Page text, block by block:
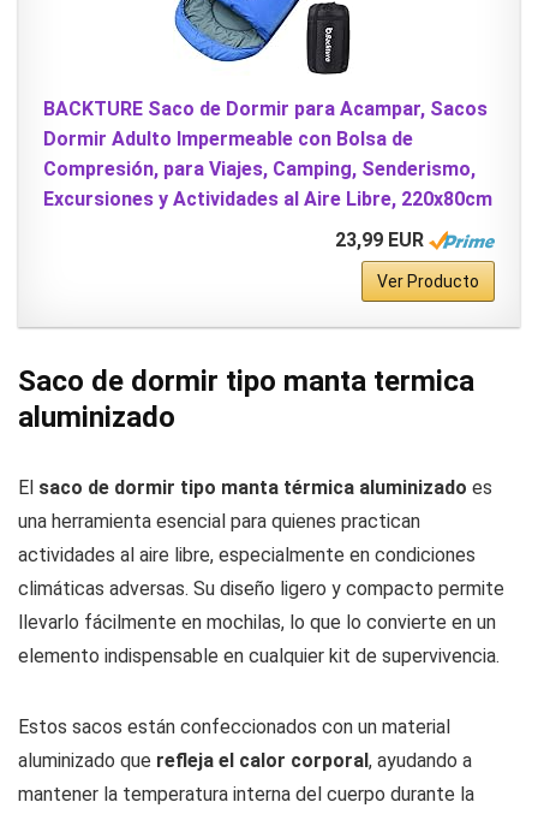
BACKTURE Saco de Dormir para Acampar, Sacos
Dormir Adulto Impermeable con Bolsa de
Compresión, para Viajes, Camping, Senderismo,
Excursiones y Actividades al Aire Libre, 220x80cm
23,99 EUR
Ver Producto
Saco de dormir tipo manta termica
aluminizado
El saco de dormir tipo manta térmica aluminizado es
una herramienta esencial para quienes practican
actividades al aire libre, especialmente en condiciones
climáticas adversas. Su diseño ligero y compacto permite
llevarlo fácilmente en mochilas, lo que lo convierte en un
elemento indispensable en cualquier kit de supervivencia.
Estos sacos están confeccionados con un material
aluminizado que refleja el calor corporal, ayudando a
mantener la temperatura interna del cuerpo durante la